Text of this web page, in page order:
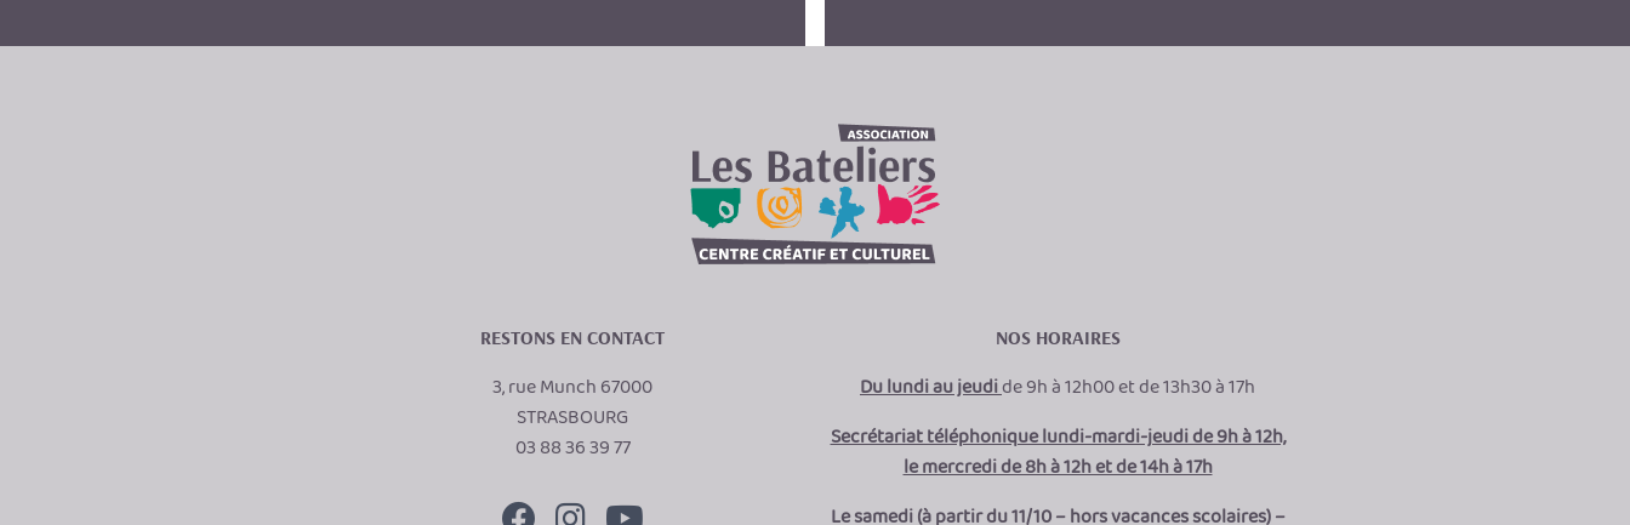
RESTONS EN CONTACT
3, rue Munch 67000
STRASBOURG
03 88 36 39 77
NOS HORAIRES
Du lundi au jeudide 9h à 12h00 et de 13h30 à 17h
Secrétariat téléphonique lundi-mardi-jeudi de 9h à 12h,
le mercredi de 8h à 12h et de 14h à 17h
Le samedi (à partir du 11/10 – hors vacances scolaires) –